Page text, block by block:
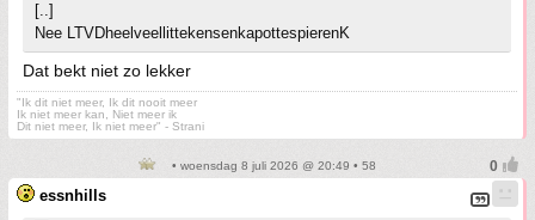
[..]
Nee LTVDheelveellittekensenkapottespierenK
Dat bekt niet zo lekker
"Ik dit niet meer, Ik dit nooit meer
Ik niet meer kan, Niet meer ik
Dit niet meer, Ik niet meer" - Strani
• woensdag 8 juli 2026 @ 20:49 • 58
essnhills